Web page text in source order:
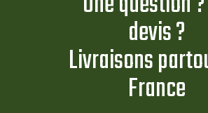
devis ?
Livraisons
France